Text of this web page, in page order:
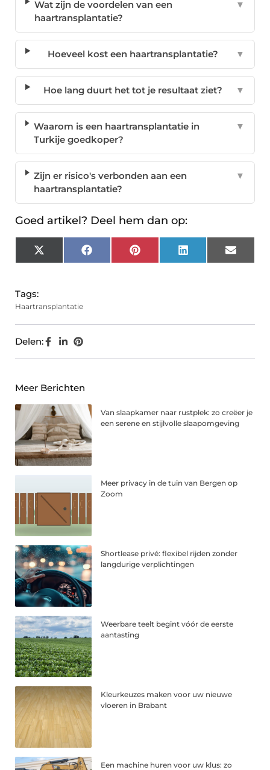
Wat zijn de voordelen van een
haartransplantatie?
▼
Hoeveel kost een haartransplantatie? ▼
Hoe lang duurt het tot je resultaat ziet? ▼
Waarom is een haartransplantatie in
Turkije goedkoper?
▼
Zijn er risico's verbonden aan een
haartransplantatie?
▼
Goed artikel? Deel hem dan op:
X
(Twitter)
FacebookPinterest LinkedIn Email
Tags:
Haartransplantatie
Delen:
Meer Berichten
Van slaapkamer naar rustplek: zo creëer je
een serene en stijlvolle slaapomgeving
Meer privacy in de tuin van Bergen op
Zoom
Shortlease privé: flexibel rijden zonder
langdurige verplichtingen
Weerbare teelt begint vóór de eerste
aantasting
Kleurkeuzes maken voor uw nieuwe
vloeren in Brabant
Een machine huren voor uw klus: zo